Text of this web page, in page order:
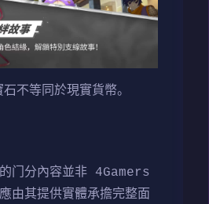
不等同於現實貨幣。
的门分內容並非 4Gamers
由其提供實體承擔完整面